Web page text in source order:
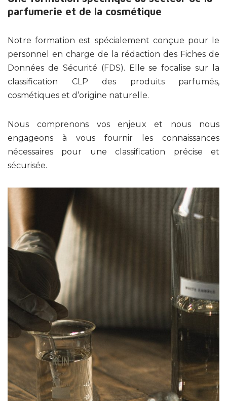
parfumerie et de la cosmétique
Notre formation est spécialement conçue pour le
personnel en charge de la rédaction des Fiches de
Données de Sécurité (FDS). Elle se focalise sur la
classification CLP des produits parfumés,
cosmétiques et d’origine naturelle.
Nous comprenons vos enjeux et nous nous
engageons à vous fournir les connaissances
nécessaires pour une classification précise et
sécurisée.